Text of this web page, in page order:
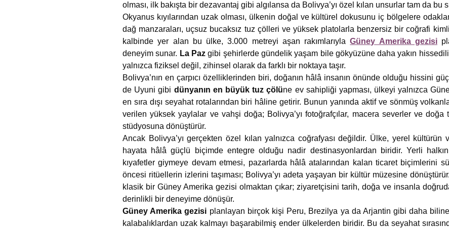
olması, ilk bakışta bir dezavantaj gibi algılansa da Bolivya’yı özel kılan unsurlar tam da bu
Okyanus kıyılarından uzak olması, ülkenin doğal ve kültürel dokusunu iç bölgelere
dağ manzaraları, uçsuz bucaksız tuz çölleri ve yüksek platolarla benzersiz bir coğrafi kimlik
kalbinde yer alan bu ülke, 3.000 metreyi aşan rakımlarıylaGüney Amerika gezisi
deneyim sunar. La Pazgibi şehirlerde gündelik yaşam bile gökyüzüne daha yakın
yalnızca fiziksel değil, zihinsel olarak da farklı bir noktaya taşır.
Bolivya’nın en çarpıcı özelliklerinden biri, doğanın hâlâ insanın önünde olduğu hissini
de Uyuni gibi dünyanın en büyük tuz çölüne ev sahipliği yapması, ülkeyi yalnızca
en sıra dışı seyahat rotalarından biri hâline getirir. Bunun yanında aktif ve sönmüş
verilen yüksek yaylalar ve vahşi doğa; Bolivya’yı fotoğrafçılar, macera severler ve doğa
stüdyosuna dönüştürür.
Ancak Bolivya’yı gerçekten özel kılan yalnızca coğrafyası değildir. Ülke, yerel
hayata hâlâ güçlü biçimde entegre olduğu nadir destinasyonlardan biridir. Yerli
kıyafetler giymeye devam etmesi, pazarlarda hâlâ atalarından kalan ticaret biçimlerini
öncesi ritüellerin izlerini taşıması; Bolivya’yı adeta yaşayan bir kültür müzesine
klasik bir Güney Amerika gezisi olmaktan çıkar; ziyaretçisini tarih, doğa ve insanla
derinlikli bir deneyime dönüşür.
Güney Amerika gezisi planlayan birçok kişi Peru, Brezilya ya da Arjantin gibi daha
kalabalıklardan uzak kalmayı başarabilmiş ender ülkelerden biridir. Bu da seyahat